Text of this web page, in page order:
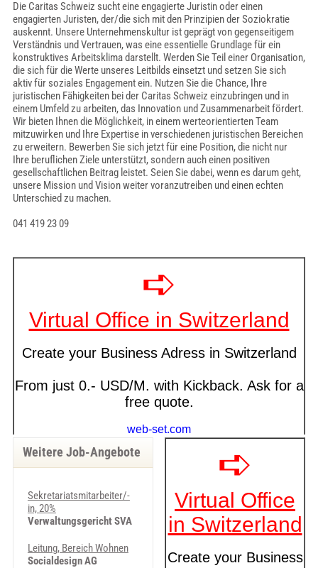
Die Caritas Schweiz sucht eine engagierte Juristin oder einen
engagierten Juristen, der/die sich mit den Prinzipien der Soziokratie
auskennt. Unsere Unternehmenskultur ist geprägt von gegenseitigem
Verständnis und Vertrauen, was eine essentielle Grundlage für ein
konstruktives Arbeitsklima darstellt. Werden Sie Teil einer Organisation,
die sich für die Werte unseres Leitbilds einsetzt und setzen Sie sich
aktiv für soziales Engagement ein. Nutzen Sie die Chance, Ihre
juristischen Fähigkeiten bei der Caritas Schweiz einzubringen und in
einem Umfeld zu arbeiten, das Innovation und Zusammenarbeit fördert.
Wir bieten Ihnen die Möglichkeit, in einem werteorientierten Team
mitzuwirken und Ihre Expertise in verschiedenen juristischen Bereichen
zu erweitern. Bewerben Sie sich jetzt für eine Position, die nicht nur
Ihre beruflichen Ziele unterstützt, sondern auch einen positiven
gesellschaftlichen Beitrag leistet. Seien Sie dabei, wenn es darum geht,
unsere Mission und Vision weiter voranzutreiben und einen echten
Unterschied zu machen.
041 419 23 09
Weitere Job-Angebote
Sekretariatsmitarbeiter/-
in, 20%
Verwaltungsgericht SVA
Leitung, Bereich Wohnen
Socialdesign AG